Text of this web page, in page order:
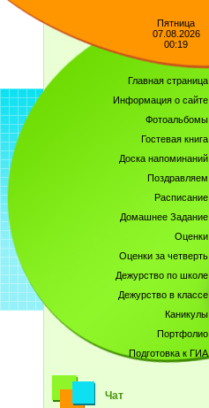
Пятница
07.08.2026
00:19
Главная страница
Информация о сайте
Фотоальбомы
Гостевая книга
Доска напоминаний
Поздравляем
Расписание
Домашнее Задание
Оценки
Оценки за четверть
Дежурство по школе
Дежурство в классе
Каникулы
Портфолио
Подготовка к ГИА
Чат